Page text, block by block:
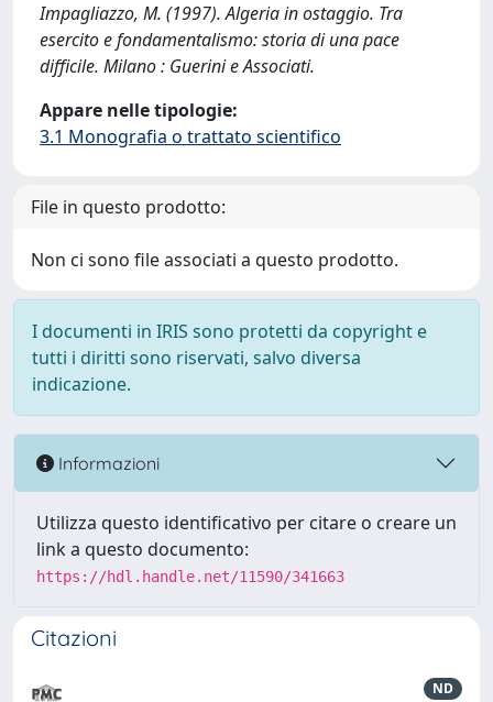
Impagliazzo, M. (1997). Algeria in ostaggio. Tra
esercito e fondamentalismo: storia di una pace
difficile. Milano : Guerini e Associati.
Appare nelle tipologie:
3.1 Monografia o trattato scientifico
File in questo prodotto:
Non ci sono file associati a questo prodotto.
I documenti in IRIS sono protetti da copyright e
tutti i diritti sono riservati, salvo diversa
indicazione.
Informazioni
Utilizza questo identificativo per citare o creare un
link a questo documento:
https://hdl.handle.net/11590/341663
Citazioni
ND